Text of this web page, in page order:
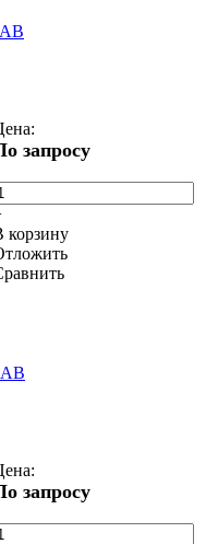
запросу
корзину
запросу